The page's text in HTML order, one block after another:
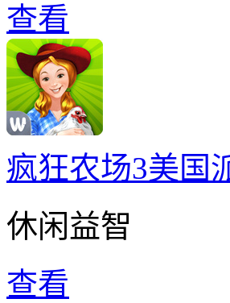
查看
疯狂农场3美国
休闲益智
查看